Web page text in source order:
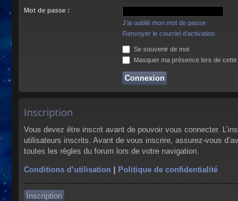
Mot de passe :
J’ai oublié mon mot de passe
Renvoyer le courriel d’activation
Se souvenir de moi
Masquer ma présence lors de
Inscription
Vous devez être inscrit avant de pouvoir vous connecter.
utilisateurs inscrits. Avant de vous inscrire, assurez-vous
toutes les règles du forum lors de votre navigation.
Conditions d’utilisation | Politique de confidentialité
Inscription